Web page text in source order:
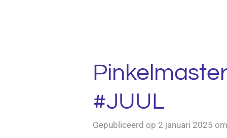
#JUUL
Gepubliceerd op 2 januari 2025